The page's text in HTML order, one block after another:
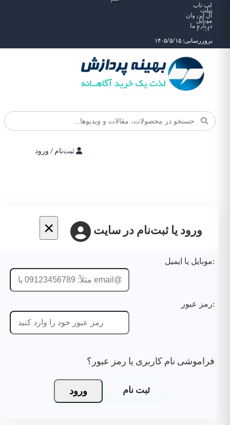
لپ تاپ
تبلت
آل این وان
موبایل
درباره ما
راهنما
بروزرسانی: ۱۴۰۵/۵/۱۵
ثبت‌نام / ورود
× ورود یا ثبت‌نام در سایت
فراموشی نام کاربری یا رمز عبور؟
ورود ثبت نام